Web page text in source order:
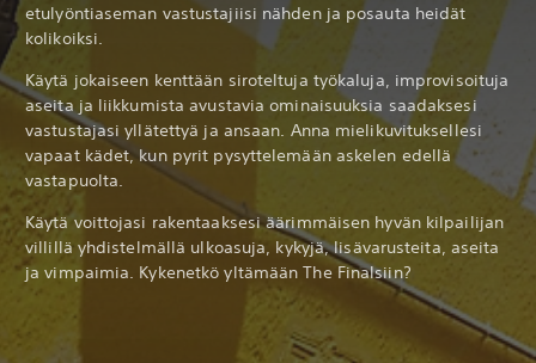
etulyöntiaseman vastustajiisi nähden ja posauta heidät
kolikoiksi.
Käytä jokaiseen kenttään siroteltuja työkaluja, improvisoituja
aseita ja liikkumista avustavia ominaisuuksia saadaksesi
vastustajasi yllätettyä ja ansaan. Anna mielikuvituksellesi
vapaat kädet, kun pyrit pysyttelemään askelen edellä
vastapuolta.
Käytä voittojasi rakentaaksesi äärimmäisen hyvän kilpailijan
villillä yhdistelmällä ulkoasuja, kykyjä, lisävarusteita, aseita
ja vimpaimia. Kykenetkö yltämään The Finalsiin?